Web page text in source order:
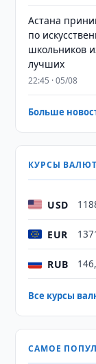
Астана
по
школьников
лучших
22:45 · 05/08
Больше
КУРСЫ ВАЛЮТ
USD
EUR
RUB
Все курсы
САМОЕ